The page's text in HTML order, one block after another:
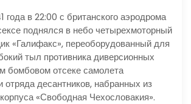
года в 22:00 с британского аэродрома
поднялся в небо четырехмоторный
«Галифакс», переоборудованный для
тыл противника диверсионных
бомбовом отсеке самолета
отряда десантников, набранных из
«Свободная Чехословакия».